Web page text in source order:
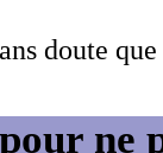
doute
ne